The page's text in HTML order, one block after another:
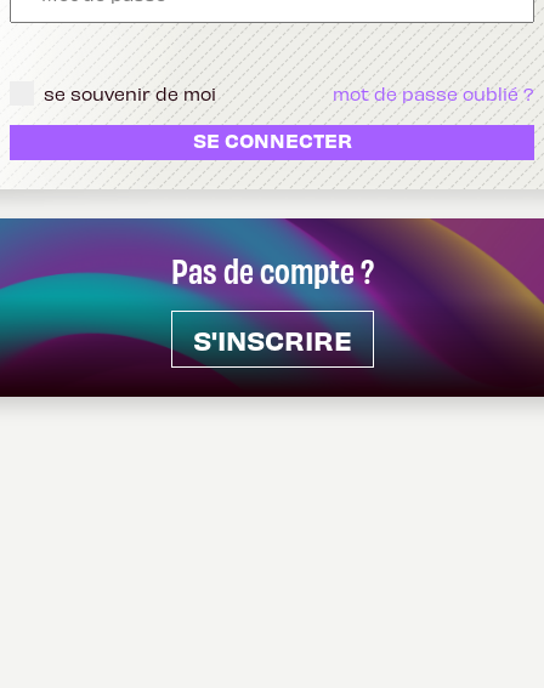
Pas de compte ?
S'INSCRIRE
se souvenir de moi mot de passe oublié ?
SE CONNECTER